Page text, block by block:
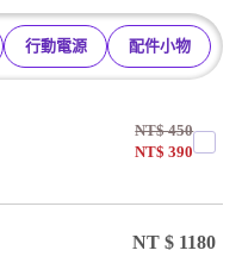
行動電源 配件小物
NT$450
NT$390
NT $ 1180